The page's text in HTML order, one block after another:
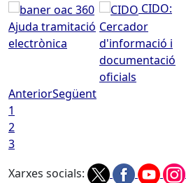
Ajuda tramitació
electrònica
CIDO:
Cercador
d'informació i
documentació
oficials
AnteriorSegüent
1
2
3
Xarxes socials: